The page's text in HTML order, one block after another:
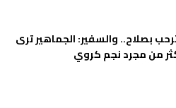
بصلاح.. والسفير: الجماهير ترى
من مجرد نجم كروي